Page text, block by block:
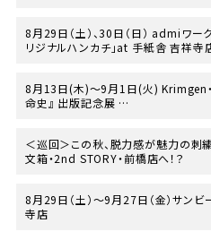
8月29日（土）、30日（日） admiワー
リジナルハンカチ」at 手紙舎 吉祥寺
8月13日(木)〜9月1日(火) Krimgen
命史』 出版記念展
＜巡回＞この秋、脱力感が魅力の刺
文箱・2nd STORY・前橋店へ！？
8月29日（土）〜9月27日（金）サ
寺店